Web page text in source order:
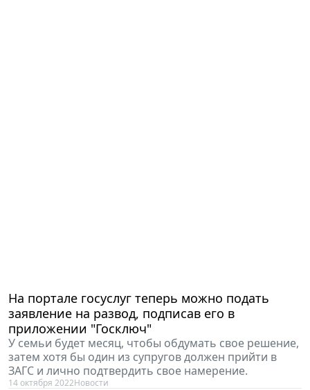
На портале госуслуг теперь можно подать
заявление на развод, подписав его в
приложении "Госключ"
У семьи будет месяц, чтобы обдумать свое решение,
затем хотя бы один из супругов должен прийти в
ЗАГС и лично подтвердить свое намерение.
14 октября 2022Новости